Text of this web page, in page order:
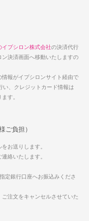
プシロン株式会社の決済代行
決済画面へ移動いたしますの
報がイプシロンサイト経由で
い、クレジットカード情報は
す。
ご負担）
お送りします。
絡いたします。
定銀行口座へお振込みくださ
注文をキャンセルさせていた